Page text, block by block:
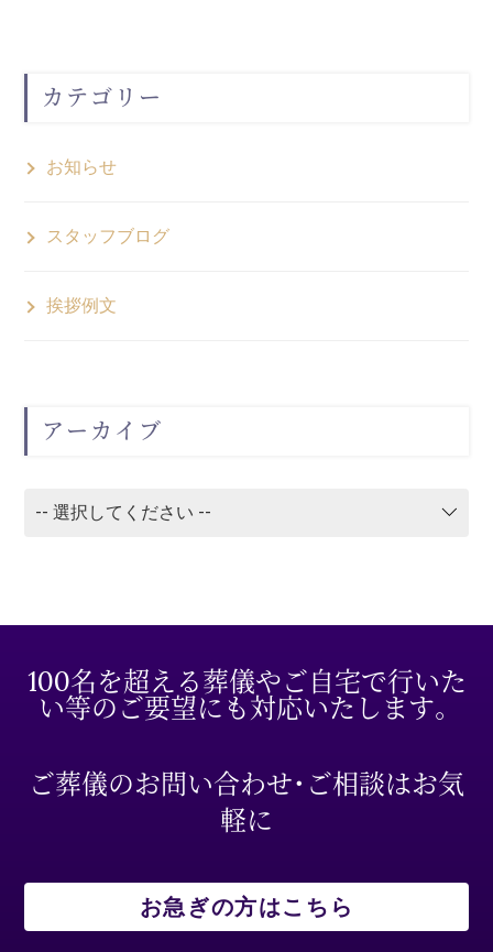
カテゴリー
お知らせ
スタッフブログ
挨拶例文
アーカイブ
100名を超える葬儀やご自宅で行いた
い等のご要望にも対応いたします。
ご葬儀のお問い合わせ・ご相談はお気
軽に
お急ぎの方はこちら